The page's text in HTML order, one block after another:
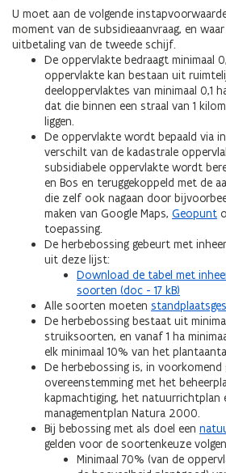
U moet aan de volgende
moment van de subsidieaanvraag, en
uitbetaling van de tweede schijf.
De oppervlakte bedraagt minimaal
oppervlakte kan bestaan uit
deeloppervlaktes van minimaal 0,1
dat die binnen een straal van 1
liggen.
De oppervlakte wordt bepaald via
verschilt van de kadastrale
subsidiabele oppervlakte wordt
en Bos en teruggekoppeld met de
die zelf ook nagaan door
maken van Google Maps, Geopunt
toepassing.
De herbebossing gebeurt met
uit deze lijst:
Download de tabel met
soorten (doc - 17 kB)
Alle soorten moeten
De herbebossing bestaat uit
struiksoorten, en vanaf 1 ha
elk minimaal 10% van het
De herbebossing is, in voorkomend
overeenstemming met het
kapmachtiging, het natuurrichtplan
managementplan Natura 2000.
Bij bebossing met als doel een
gelden voor de soortenkeuze
Minimaal 70% (van de